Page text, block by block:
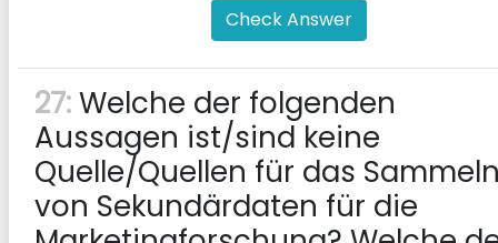
Check Answer
27:Welche der folgenden
Aussagen ist/sind keine
Quelle/Quellen für das
von Sekundärdaten für die